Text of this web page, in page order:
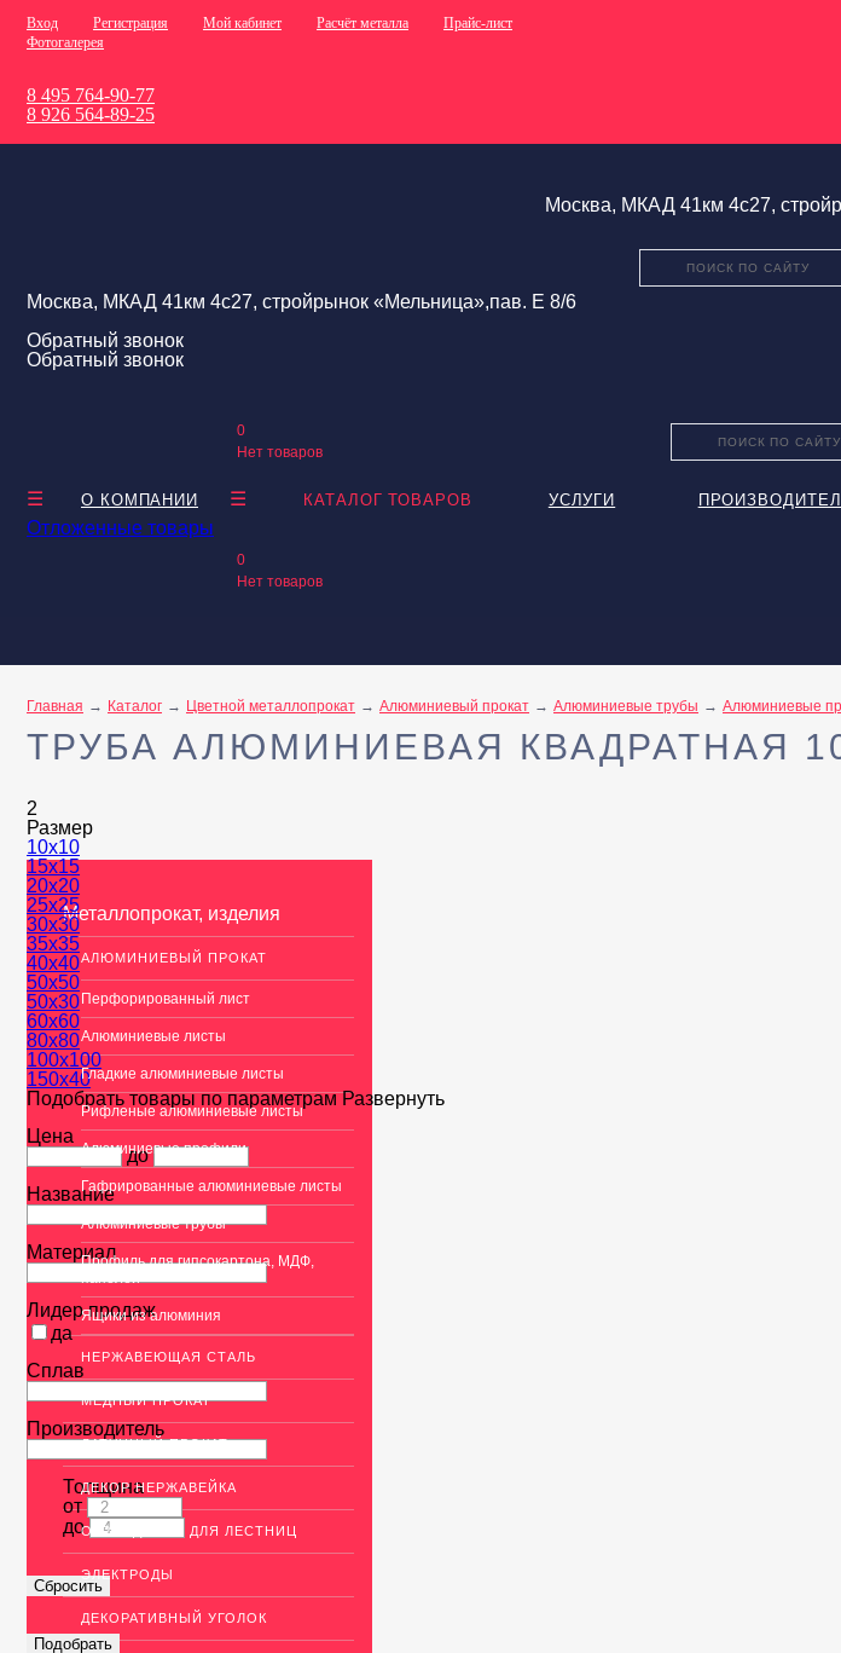
Вход Регистрация Мой кабинет Расчёт металла
Прайс-лист
Фотогалерея
8 495 764-90-77
8 926 564-89-25
Москва, МКАД 41км 4с27,
Москва, МКАД 41км 4с27, стройрынок «Мельница»,пав. Е 8/6
Обратный звонок
Обратный звонок
0
Нет товаров
О КОМПАНИИ КАТАЛОГ ТОВАРОВ УСЛУГИ
Отложенные товары
0
Нет товаров
Главная Каталог Цветной металлопрокат Алюминиевый прокат Алюминиевые трубы Алюминиевые
ТРУБА АЛЮМИНИЕВАЯ КВАДРАТНАЯ
2
Металлопрокат, изделия
АЛЮМИНИЕВЫЙ ПРОКАТ
Перфорированный лист
Алюминиевые листы
Гладкие алюминиевые листы
Рифленые алюминиевые листы
Алюминиевые профили
Гафрированные алюминиевые листы
Алюминиевые трубы
Профиль для гипсокартона, МДФ,
панелей
Ящики из алюминия
НЕРЖАВЕЮЩАЯ СТАЛЬ
МЕДНЫЙ ПРОКАТ
ЛАТУННЫЙ ПРОКАТ
ДЕКОР НЕРЖАВЕЙКА
ОГРАЖДЕНИЯ ДЛЯ ЛЕСТНИЦ
ЭЛЕКТРОДЫ
ДЕКОРАТИВНЫЙ УГОЛОК
Размер
10х10
15х15
20х20
25х25
30х30
35х35
40х40
50х50
50х30
60х60
80х80
100х100
150х40
Подобрать товары по параметрам Развернуть
Цена
до
Название
Материал
Лидер продаж
да
Сплав
Производитель
Толщина
от
до